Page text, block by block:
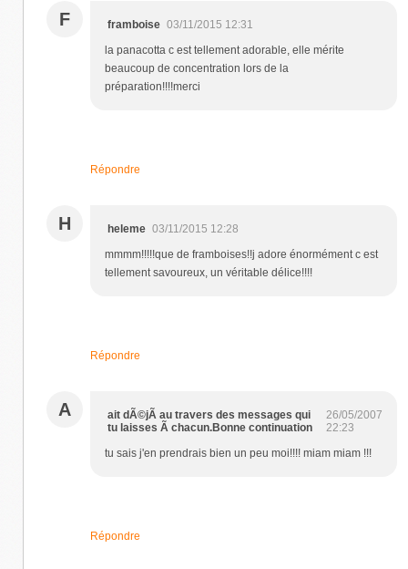
F framboise 03/11/2015 12:31
la panacotta c est tellement adorable, elle mérite
beaucoup de concentration lors de la
préparation!!!!merci
Répondre
H heleme 03/11/2015 12:28
mmmm!!!!!que de framboises!!j adore énormément c est
tellement savoureux, un véritable délice!!!!
Répondre
A
ait dÃ©jÃ au travers des messages qui
tu laisses Ã chacun.Bonne continuation
26/05/2007
22:23
tu sais j'en prendrais bien un peu moi!!!! miam miam !!!
Répondre